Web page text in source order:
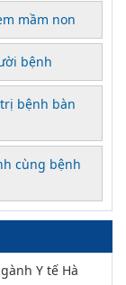
mầm non
bệnh
bệnh bàn
cùng bệnh
Y tế Hà